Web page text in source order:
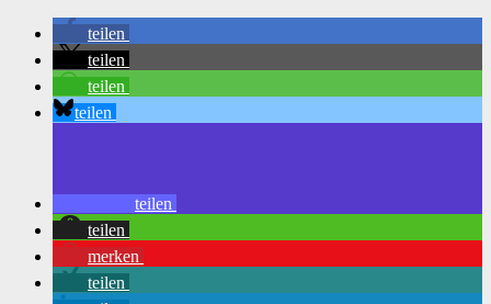
teilen
teilen
teilen
teilen
teilen
teilen
merken
teilen